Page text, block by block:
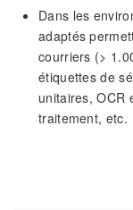
Dans les
adaptés
courriers (>
étiquettes de
unitaires, OCR
traitement, etc.